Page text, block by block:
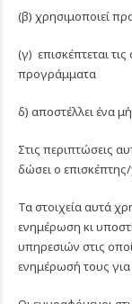
(β) χρησιμοποιεί
(γ) επισκέπτεται
προγράμματα
δ) αποστέλλει ένα
Στις περιπτώσεις
δώσει ο
Τα στοιχεία αυτά
ενημέρωση κι
υπηρεσιών στις
ενημέρωσή τους